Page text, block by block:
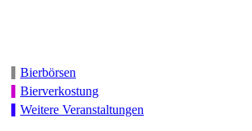
Bierbörsen
Bierverkostung
Weitere Veranstaltungen